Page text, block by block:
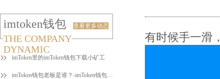
imtoken钱包 查看更多动态
THE COMPANY
DYNAMIC
imToken里的imToken钱包下载小矿工
imToken钱包老板是谁？-imToken钱包 imToken钱包的成长及首创人介绍
有时候手一滑